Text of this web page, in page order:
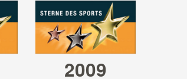
2009